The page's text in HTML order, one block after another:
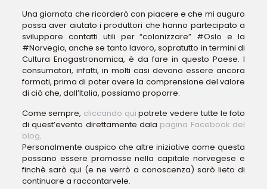
Una giornata che ricorderò con piacere e che mi auguro
possa aver aiutato i produttori che hanno partecipato a
sviluppare contatti utili per “colonizzare” #Oslo e la
#Norvegia, anche se tanto lavoro, sopratutto in termini di
Cultura Enogastronomica, è da fare in questo Paese. I
consumatori, infatti, in molti casi devono essere ancora
formati, prima di poter avere la comprensione del valore
di ciò che, dall’Italia, possiamo proporre.
Come sempre, cliccando qui potrete vedere tutte le foto
di quest’evento direttamente dala pagina Facebook del
blog.
Personalmente auspico che altre iniziative come questa
possano essere promosse nella capitale norvegese e
finchè sarò qui (e ne verrò a conoscenza) sarò lieto di
continuare a raccontarvele.